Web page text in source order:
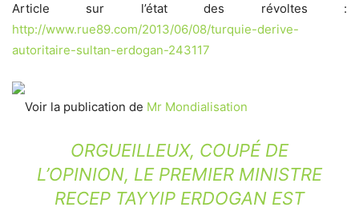
Article sur l’état des révoltes :
http://www.rue89.com/2013/06/08/turquie-derive-
autoritaire-sultan-erdogan-243117
Voir la publication de Mr Mondialisation
ORGUEILLEUX, COUPÉ DE
L’OPINION, LE PREMIER MINISTRE
RECEP TAYYIP ERDOGAN EST